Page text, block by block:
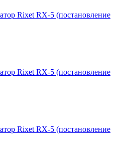
Rixet RX-5 (постановление
Rixet RX-5 (постановление
Rixet RX-5 (постановление